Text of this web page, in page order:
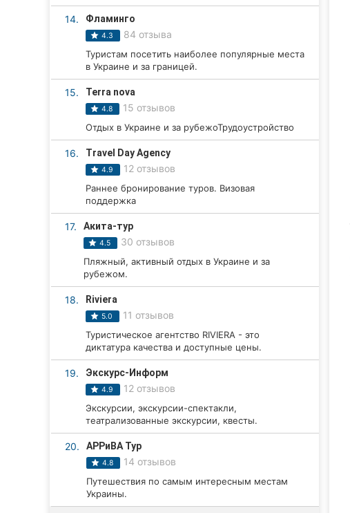
14. Фламинго
4.3 84 отзыва
Туристам посетить наиболее популярные места
в Украине и за границей.
15. Terra nova
4.8 15 отзывов
Отдых в Украине и за рубежоТрудоустройство
16. Travel Day Agency
4.9 12 отзывов
Раннее бронирование туров. Визовая
поддержка
17. Акита-тур
4.5 30 отзывов
Пляжный, активный отдых в Украине и за
рубежом.
18. Riviera
5.0 11 отзывов
Туристическое агентство RIVIERA - это
диктатура качества и доступные цены.
19. Экскурс-Информ
4.9 12 отзывов
Экскурсии, экскурсии-спектакли,
театрализованные экскурсии, квесты.
20. АРРиВА Тур
4.8 14 отзывов
Путешествия по самым интересным местам
Украины.